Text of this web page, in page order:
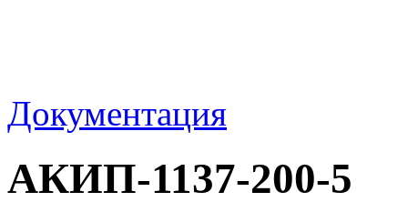
Документация
АКИП-1137-200-5